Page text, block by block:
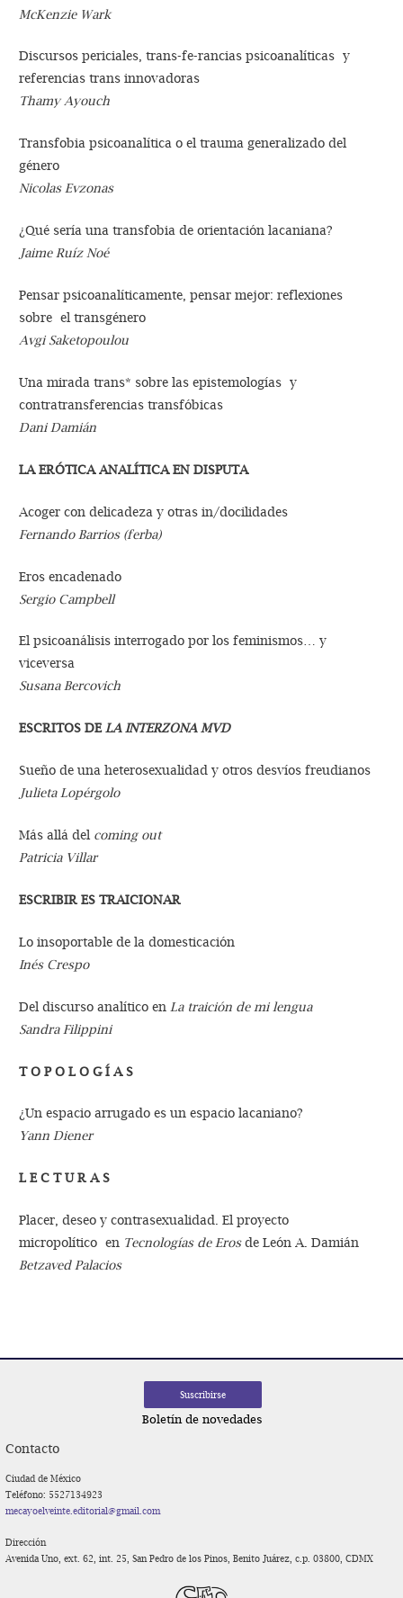
McKenzie Wark
Discursos periciales, trans-fe-rancias psicoanalíticas y
referencias trans innovadoras
Thamy Ayouch
Transfobia psicoanalítica o el trauma generalizado del
género
Nicolas Evzonas
¿Qué sería una transfobia de orientación lacaniana?
Jaime Ruíz Noé
Pensar psicoanalíticamente, pensar mejor: reflexiones
sobre el transgénero
Avgi Saketopoulou
Una mirada trans* sobre las epistemologías y
contratransferencias transfóbicas
Dani Damián
LA ERÓTICA ANALÍTICA EN DISPUTA
Acoger con delicadeza y otras in/docilidades
Fernando Barrios (ferba)
Eros encadenado
Sergio Campbell
El psicoanálisis interrogado por los feminismos… y
viceversa
Susana Bercovich
ESCRITOS DELA INTERZONA MVD
Sueño de una heterosexualidad y otros desvíos freudianos
Julieta Lopérgolo
Más allá del coming out
Patricia Villar
ESCRIBIR ES TRAICIONAR
Lo insoportable de la domesticación
Inés Crespo
Del discurso analítico en La traición de mi lengua
Sandra Filippini
T O P O L O G Í A S
¿Un espacio arrugado es un espacio lacaniano?
Yann Diener
L E C T U R A S
Placer, deseo y contrasexualidad. El proyecto
micropolítico en Tecnologías de Erosde León A. Damián
Betzaved Palacios
Boletín de novedades
Contacto
Ciudad de México
Teléfono: 5527134923
mecayoelveinte.editorial@gmail.com
Dirección
Avenida Uno, ext. 62, int. 25, San Pedro de los Pinos, Benito Juárez, c.p. 03800, CDMX